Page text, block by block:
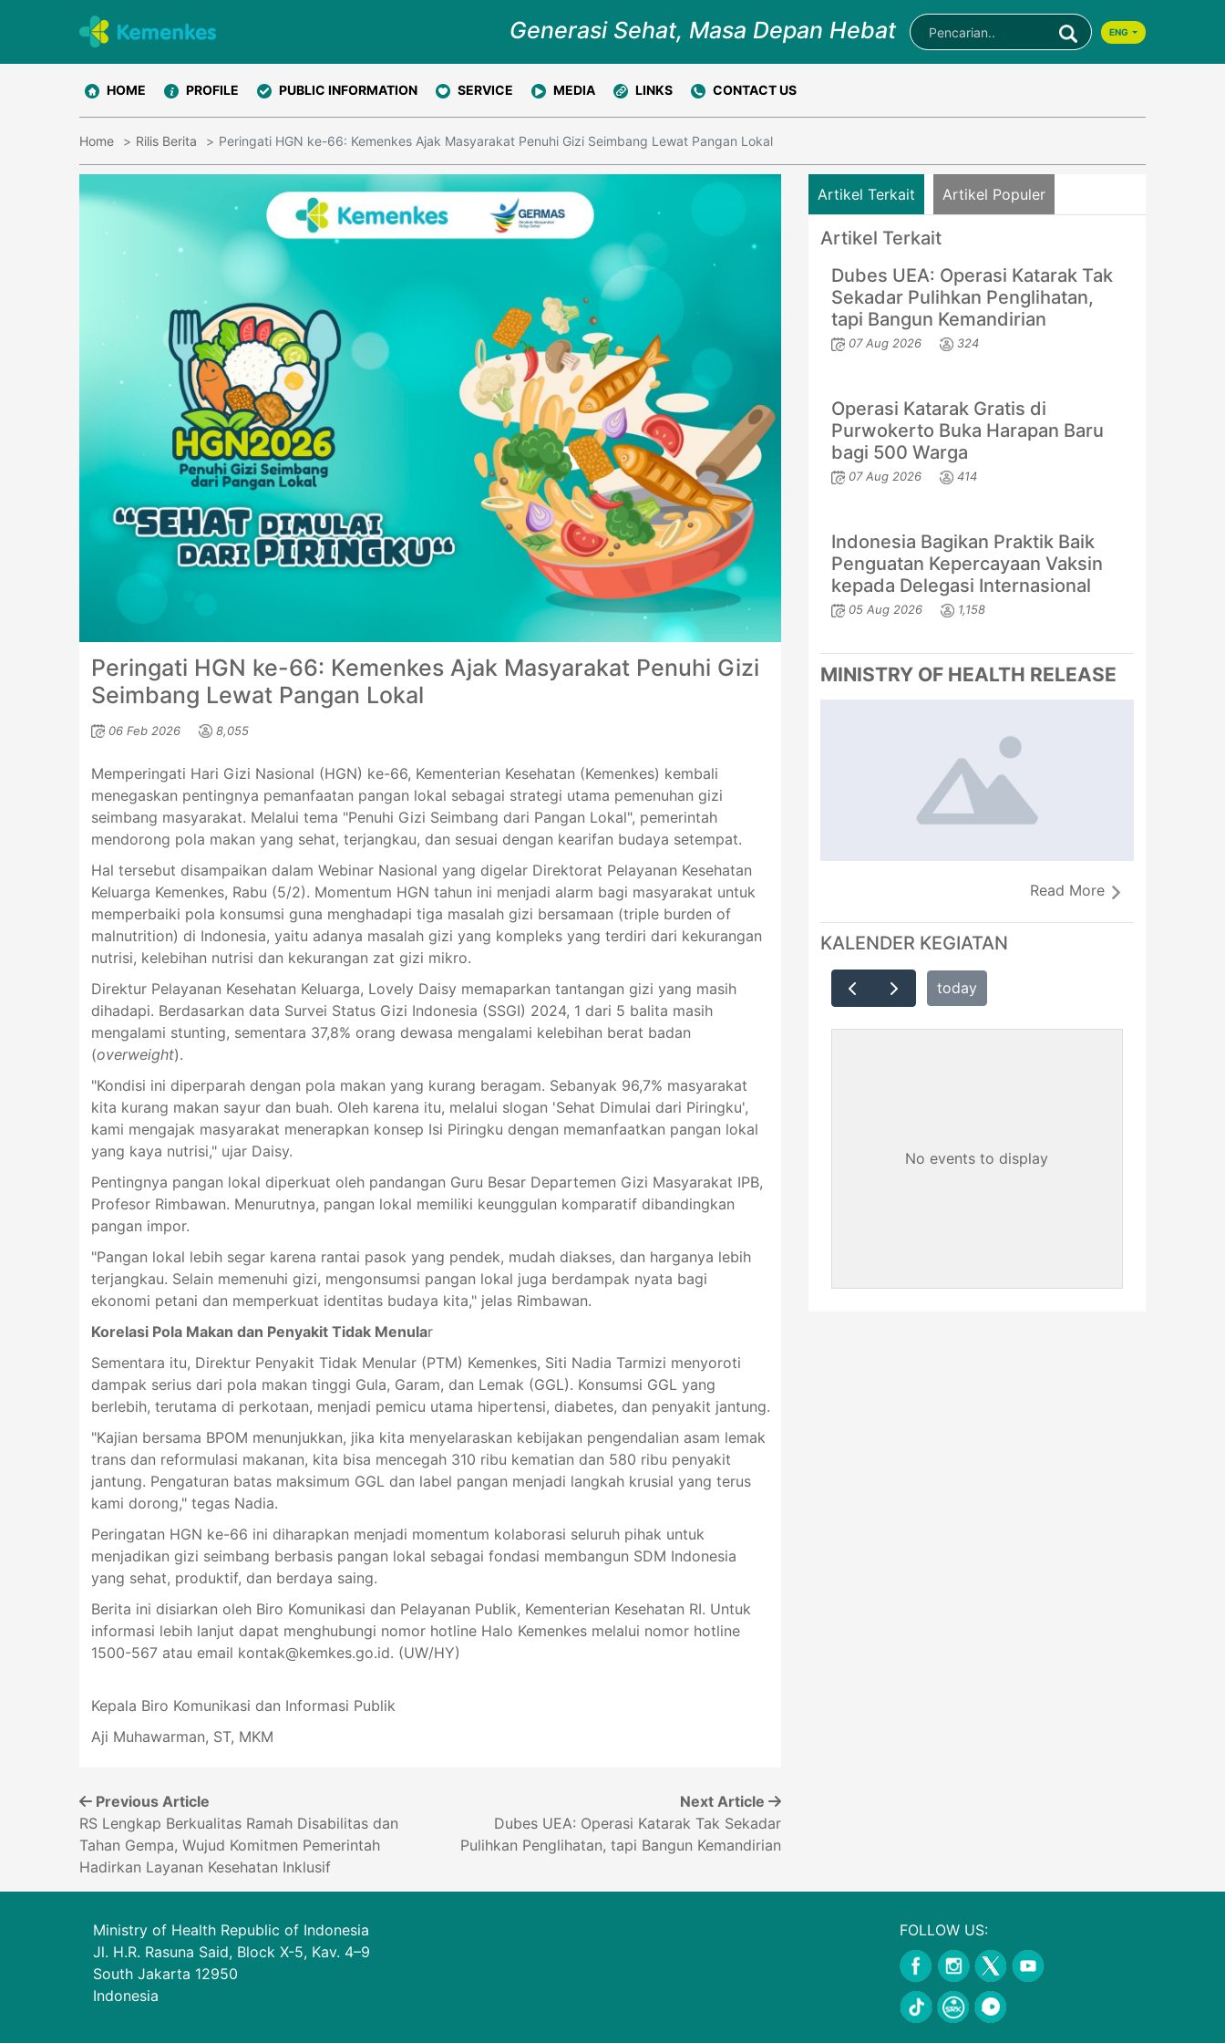
Generasi Sehat, Masa Depan Hebat ENG
HOME PROFILE PUBLIC INFORMATION SERVICE MEDIA LINKS CONTACT US
Home Rilis Berita Peringati HGN ke-66: Kemenkes Ajak Masyarakat Penuhi Gizi Seimbang Lewat Pangan Lokal
Peringati HGN ke-66: Kemenkes Ajak Masyarakat Penuhi Gizi
Seimbang Lewat Pangan Lokal
06 Feb 2026 8,055
Memperingati Hari Gizi Nasional (HGN) ke-66, Kementerian Kesehatan (Kemenkes) kembali
menegaskan pentingnya pemanfaatan pangan lokal sebagai strategi utama pemenuhan gizi
seimbang masyarakat. Melalui tema "Penuhi Gizi Seimbang dari Pangan Lokal", pemerintah
mendorong pola makan yang sehat, terjangkau, dan sesuai dengan kearifan budaya setempat.
Hal tersebut disampaikan dalam Webinar Nasional yang digelar Direktorat Pelayanan Kesehatan
Keluarga Kemenkes, Rabu (5/2). Momentum HGN tahun ini menjadi alarm bagi masyarakat untuk
memperbaiki pola konsumsi guna menghadapi tiga masalah gizi bersamaan (triple burden of
malnutrition) di Indonesia, yaitu adanya masalah gizi yang kompleks yang terdiri dari kekurangan
nutrisi, kelebihan nutrisi dan kekurangan zat gizi mikro.
Direktur Pelayanan Kesehatan Keluarga, Lovely Daisy memaparkan tantangan gizi yang masih
dihadapi. Berdasarkan data Survei Status Gizi Indonesia (SSGI) 2024, 1 dari 5 balita masih
mengalami stunting, sementara 37,8% orang dewasa mengalami kelebihan berat badan
(overweight).
"Kondisi ini diperparah dengan pola makan yang kurang beragam. Sebanyak 96,7% masyarakat
kita kurang makan sayur dan buah. Oleh karena itu, melalui slogan 'Sehat Dimulai dari Piringku',
kami mengajak masyarakat menerapkan konsep Isi Piringku dengan memanfaatkan pangan lokal
yang kaya nutrisi," ujar Daisy.
Pentingnya pangan lokal diperkuat oleh pandangan Guru Besar Departemen Gizi Masyarakat IPB,
Profesor Rimbawan. Menurutnya, pangan lokal memiliki keunggulan komparatif dibandingkan
pangan impor.
"Pangan lokal lebih segar karena rantai pasok yang pendek, mudah diakses, dan harganya lebih
terjangkau. Selain memenuhi gizi, mengonsumsi pangan lokal juga berdampak nyata bagi
ekonomi petani dan memperkuat identitas budaya kita," jelas Rimbawan.
Korelasi Pola Makan dan Penyakit Tidak Menular
Sementara itu, Direktur Penyakit Tidak Menular (PTM) Kemenkes, Siti Nadia Tarmizi menyoroti
dampak serius dari pola makan tinggi Gula, Garam, dan Lemak (GGL). Konsumsi GGL yang
berlebih, terutama di perkotaan, menjadi pemicu utama hipertensi, diabetes, dan penyakit jantung.
"Kajian bersama BPOM menunjukkan, jika kita menyelaraskan kebijakan pengendalian asam lemak
trans dan reformulasi makanan, kita bisa mencegah 310 ribu kematian dan 580 ribu penyakit
jantung. Pengaturan batas maksimum GGL dan label pangan menjadi langkah krusial yang terus
kami dorong," tegas Nadia.
Peringatan HGN ke-66 ini diharapkan menjadi momentum kolaborasi seluruh pihak untuk
menjadikan gizi seimbang berbasis pangan lokal sebagai fondasi membangun SDM Indonesia
yang sehat, produktif, dan berdaya saing.
Berita ini disiarkan oleh Biro Komunikasi dan Pelayanan Publik, Kementerian Kesehatan RI. Untuk
informasi lebih lanjut dapat menghubungi nomor hotline Halo Kemenkes melalui nomor hotline
1500-567 atau email kontak@kemkes.go.id. (UW/HY)
Kepala Biro Komunikasi dan Informasi Publik
Aji Muhawarman, ST, MKM
Previous Article
RS Lengkap Berkualitas Ramah Disabilitas dan
Tahan Gempa, Wujud Komitmen Pemerintah
Hadirkan Layanan Kesehatan Inklusif
Next Article
Dubes UEA: Operasi Katarak Tak Sekadar
Pulihkan Penglihatan, tapi Bangun Kemandirian
Artikel Terkait Artikel Populer
Artikel Terkait
Dubes UEA: Operasi Katarak Tak
Sekadar Pulihkan Penglihatan,
tapi Bangun Kemandirian
07 Aug 2026 324
Operasi Katarak Gratis di
Purwokerto Buka Harapan Baru
bagi 500 Warga
07 Aug 2026 414
Indonesia Bagikan Praktik Baik
Penguatan Kepercayaan Vaksin
kepada Delegasi Internasional
05 Aug 2026 1,158
MINISTRY OF HEALTH RELEASE
Read More
KALENDER KEGIATAN
today
No events to display
Ministry of Health Republic of Indonesia
Jl. H.R. Rasuna Said, Block X-5, Kav. 4–9
South Jakarta 12950
Indonesia
FOLLOW US: